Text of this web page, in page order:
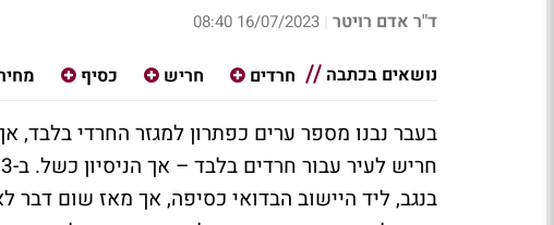
ד"ר אדם רויטר |
16/07/2023 08:40
נושאים בכתבה
חרדים חריש כסיף
בנגב, ליד היישוב הבדואי כסיפה, אך מאז שום